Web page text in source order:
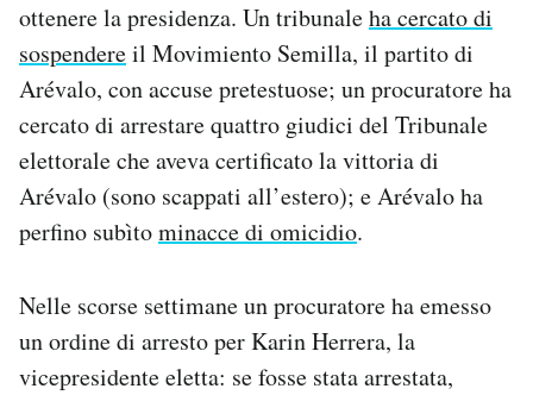
ottenere la presidenza. Un tribunaleha cercato di
sospendereil Movimiento Semilla, il partito di
Arévalo, con accuse pretestuose; un procuratore ha
cercato di arrestare quattro giudici del Tribunale
elettorale che aveva certificato la vittoria di
Arévalo (sono scappati all’estero); e Arévalo ha
perfino subìtominacce di omicidio.
Nelle scorse settimane un procuratore ha emesso
un ordine di arresto per Karin Herrera, la
vicepresidente eletta: se fosse stata arrestata,